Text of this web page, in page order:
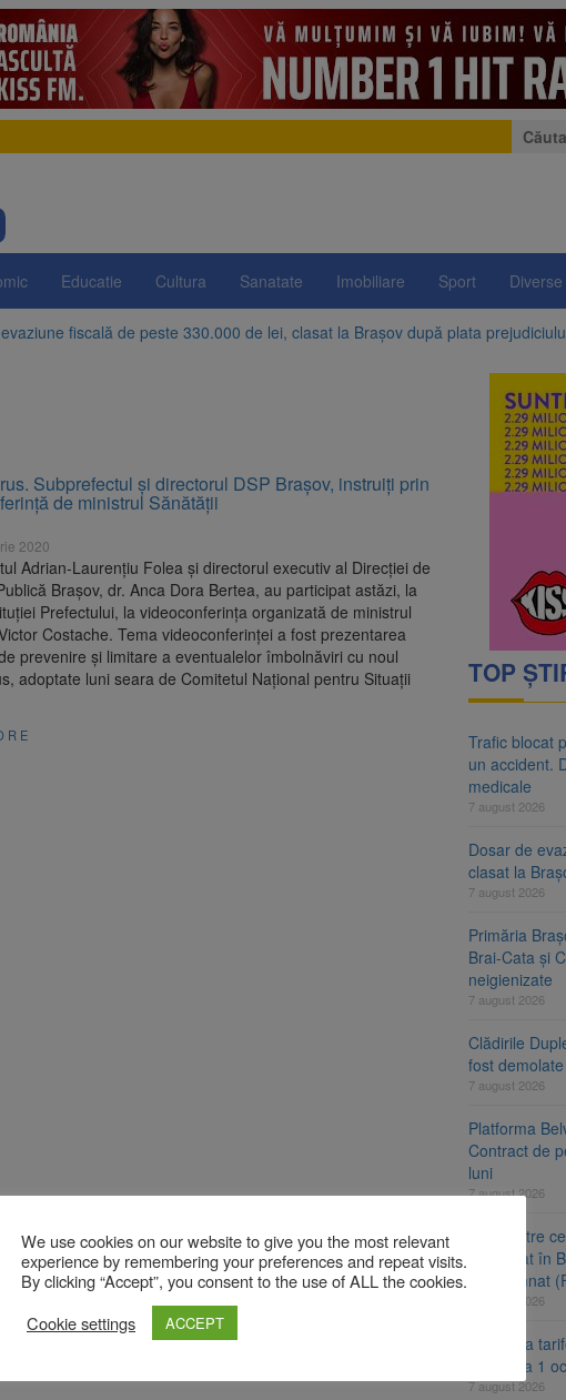
Caută
după:
Educatie Cultura Sanatate Imobiliare Sport Diverse
fiscală de peste 330.000 de lei, clasat la Brașov după plata
Brașov amenință cu sistarea plăților către Brai-Cata și Comprest. Motivul:
de lângă Piața Star din Brașov au fost demolate
Belvedere de pe Tâmpa intră în renovare. Contract de peste 1 milion de lei și
cele mai mari parcuri ale Brașovului va fi amenajat în Bartolomeu-
pe DN1E Brașov – Poiana Brașov după un accident. Două persoane primesc
Subprefectul și directorul DSP Brașov, instruiți prin
de ministrul Sănătății
2020
Adrian-Laurențiu Folea și directorul executiv al Direcției de
Brașov, dr. Anca Dora Bertea, au participat astăzi, la
Prefectului, la videoconferința organizată de ministrul
Costache. Tema videoconferinței a fost prezentarea
prevenire și limitare a eventualelor îmbolnăviri cu noul
adoptate luni seara de Comitetul Național pentru Situații
TOP
Trafic blocat
un accident.
medicale
7 august 2026
Dosar de
clasat la
7 august 2026
Primăria
Brai-Cata și
neigienizate
7 august 2026
Clădirile
fost demolate
7 august 2026
Platforma
Contract de
luni
7 august 2026
Unul dintre
amenajat în
fost semnat
7 august 2026
Aplicarea
începe la 1
7 august 2026
We use cookies on our website to give you the most relevant
experience by remembering your preferences and repeat visits.
By clicking “Accept”, you consent to the use of ALL the cookies.
Cookie settings
ACCEPT